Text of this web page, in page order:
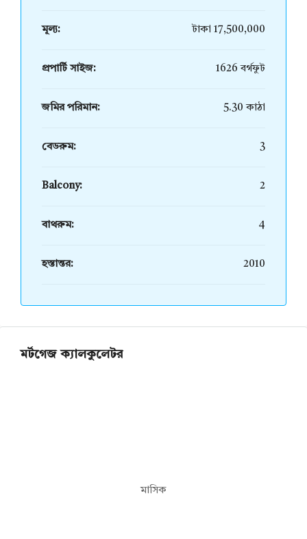
মূল্য: টাকা 17,500,000
প্রপার্টি সাইজ: 1626 বর্গফুট
জমির পরিমান: 5.30 কাঠা
বেডরুম: 3
Balcony: 2
বাথরুম: 4
হস্তান্তর: 2010
মর্টগেজ ক্যালকুলেটর
মাসিক